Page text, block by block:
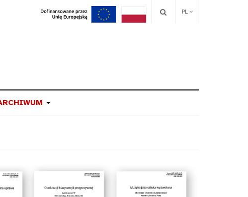
PL